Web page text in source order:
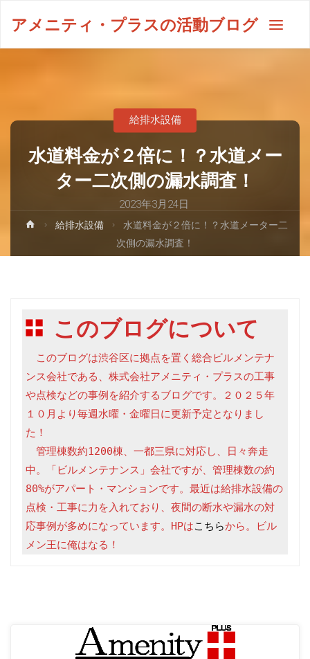
アメニティ・プラスの活動ブログ
水道料金が２倍に！？水道メー
ター二次側の漏水調査！
2023年3月24日
給排水設備
給排水設備
水道料金が２倍に！？水道メーター二
次側の漏水調査！
このブログについて
このブログは渋谷区に拠点を置く総合ビルメンテナ
ンス会社である、株式会社アメニティ・プラスの工事
や点検などの事例を紹介するブログです。２０２５年
１０月より毎週水曜・金曜日に更新予定となりまし
た！
管理棟数約1200棟、一都三県に対応し、日々奔走
中。「ビルメンテナンス」会社ですが、管理棟数の約
80%がアパート・マンションです。最近は給排水設備の
点検・工事に力を入れており、夜間の断水や漏水の対
応事例が多めになっています。HPはこちらから。ビル
メン王に俺はなる！